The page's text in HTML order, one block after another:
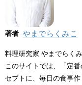
著者 やまでらくみこ
料理研究家 やまでらく
このサイトでは、「定
セプトに、毎日の食事